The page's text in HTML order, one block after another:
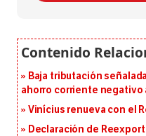
Baja tributación
ahorro corriente negativo
Vinícius renueva con el
Declaración de